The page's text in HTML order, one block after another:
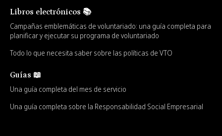
Libros electrónicos 📚
Campañas emblemáticas de voluntariado: una guía completa para
planificar y ejecutar su programa de voluntariado
Todo lo que necesita saber sobre las políticas de VTO
Guías 📖
Una guía completa del mes de servicio
Una guía completa sobre la Responsabilidad Social Empresarial